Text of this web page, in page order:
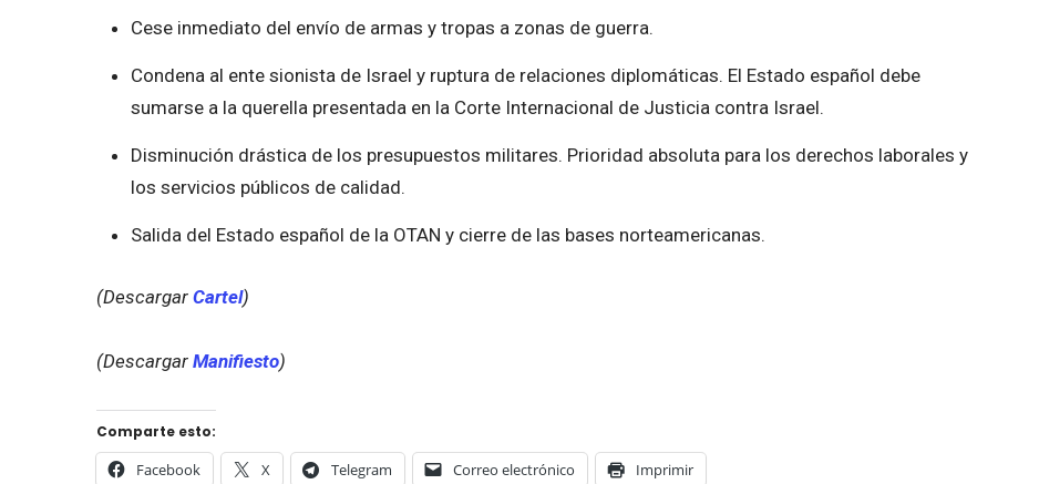
Cese inmediato del envío de armas y tropas a zonas de guerra.
Condena al ente sionista de Israel y ruptura de relaciones diplomáticas. El Estado español debe
sumarse a la querella presentada en la Corte Internacional de Justicia contra Israel.
Disminución drástica de los presupuestos militares. Prioridad absoluta para los derechos laborales y
los servicios públicos de calidad.
Salida del Estado español de la OTAN y cierre de las bases norteamericanas.
(Descargar Cartel)
(Descargar Manifiesto)
Comparte esto:
Facebook X Telegram Correo electrónico Imprimir